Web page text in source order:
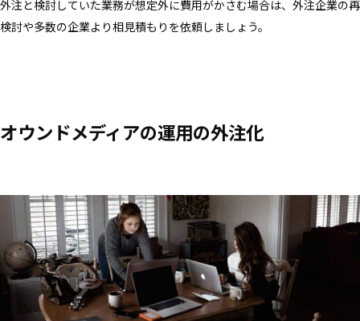
外注と検討していた業務が想定外に費用がかさむ場合は、外注企業の再
検討や多数の企業より相見積もりを依頼しましょう。
オウンドメディアの運用の外注化